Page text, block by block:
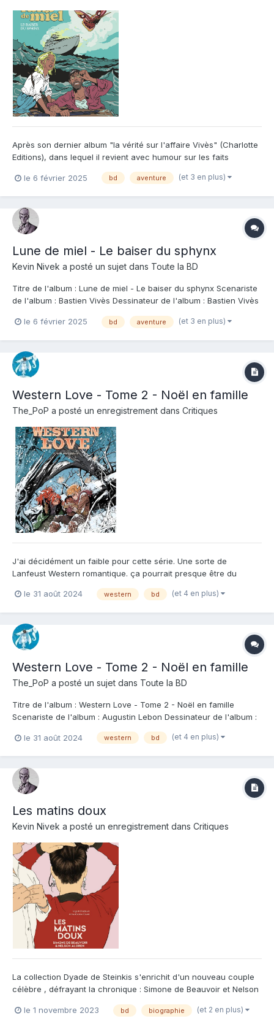
Après son dernier album "la vérité sur l'affaire Vivès" (Charlotte
Editions), dans lequel il revient avec humour sur les faits
Casterman un album sonnant comme un hommage au 9ème art.
le 6 février 2025 bd aventure (et 3 en plus)
Lune de miel - Le baiser du sphynx
Kevin Nivek a posté un sujet dans Toute la BD
Titre de l'album : Lune de miel - Le baiser du sphynx Scenariste
de l'album : Bastien Vivès Dessinateur de l'album : Bastien Vivès
Résumé de l'album : Sophie et Quentin, en vacances sur une île
le 6 février 2025 bd aventure (et 3 en plus)
Western Love - Tome 2 - Noël en famille
The_PoP a posté un enregistrement dans Critiques
J'ai décidément un faible pour cette série. Une sorte de
Lanfeust Western romantique. ça pourrait presque être du
deux idiots, et on se laisse porter par l'aventure et le souffle de
le 31 août 2024 western bd (et 4 en plus)
Western Love - Tome 2 - Noël en famille
The_PoP a posté un sujet dans Toute la BD
Titre de l'album : Western Love - Tome 2 - Noël en famille
Scenariste de l'album : Augustin Lebon Dessinateur de l'album :
Soleil Note : Résumé de l'album : Gentil et Molly vivent leurs
le 31 août 2024 western bd (et 4 en plus)
Les matins doux
Kevin Nivek a posté un enregistrement dans Critiques
La collection Dyade de Steinkis s'enrichit d'un nouveau couple
célèbre , défrayant la chronique : Simone de Beauvoir et Nelson
richesse , quel joli mot que ce dyade pour définir la relation de
le 1 novembre 2023 bd biographie (et 2 en plus)